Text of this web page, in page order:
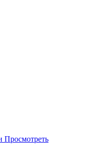
Просмотреть